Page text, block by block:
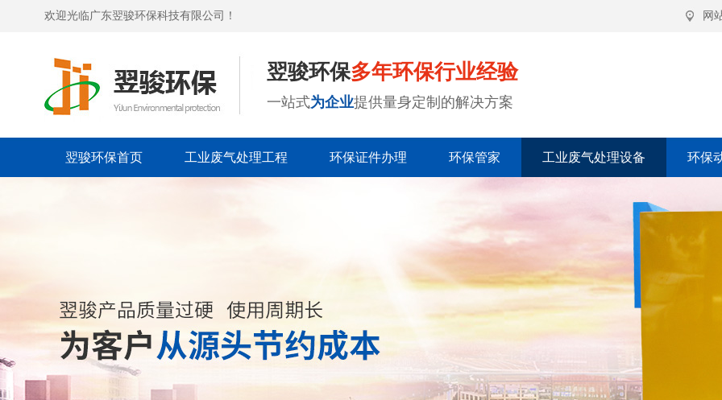
网
欢迎光临广东翌骏环保科技有限公司！
翌骏环保多年环保行业经验
一站式为企业提供量身定制的解决方案
翌骏环保首页 工业废气处理工程 环保证件办理 环保管家 工业废气处理设备 环保